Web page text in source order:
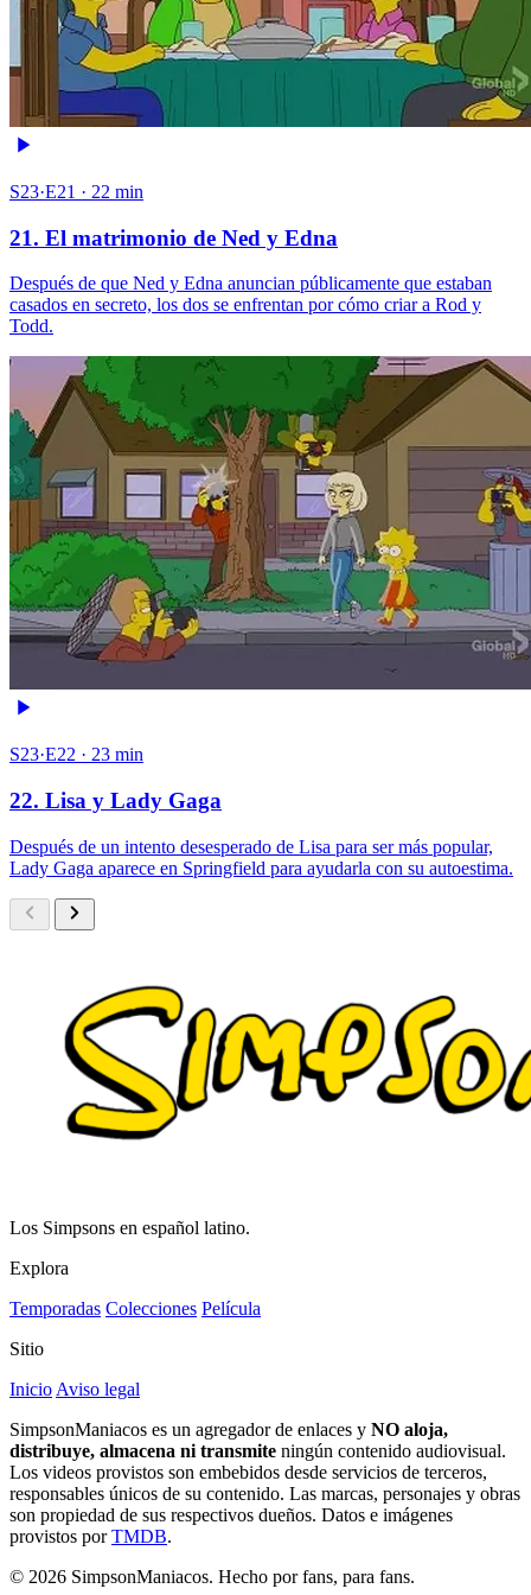
S23·E21 · 22 min
21. El matrimonio de Ned y Edna
Después de que Ned y Edna anuncian públicamente que estaban
casados en secreto, los dos se enfrentan por cómo criar a Rod y
Todd.
S23·E22 · 23 min
22. Lisa y Lady Gaga
Después de un intento desesperado de Lisa para ser más popular,
Lady Gaga aparece en Springfield para ayudarla con su autoestima.
Los Simpsons en español latino.
Explora
Temporadas Colecciones Película
Sitio
Inicio Aviso legal
SimpsonManiacos es un agregador de enlaces y NO aloja,
distribuye, almacena ni transmite ningún contenido audiovisual.
Los videos provistos son embebidos desde servicios de terceros,
responsables únicos de su contenido. Las marcas, personajes y obras
son propiedad de sus respectivos dueños. Datos e imágenes
provistos porTMDB.
© 2026 SimpsonManiacos. Hecho por fans, para fans.